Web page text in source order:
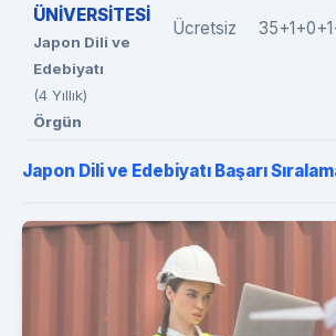
ÜNİVERSİTESİ
Japon Dili ve
Edebiyatı
(4 Yıllık)
Örgün
Ücretsiz
Japon Dili ve Edebiyatı Başarı